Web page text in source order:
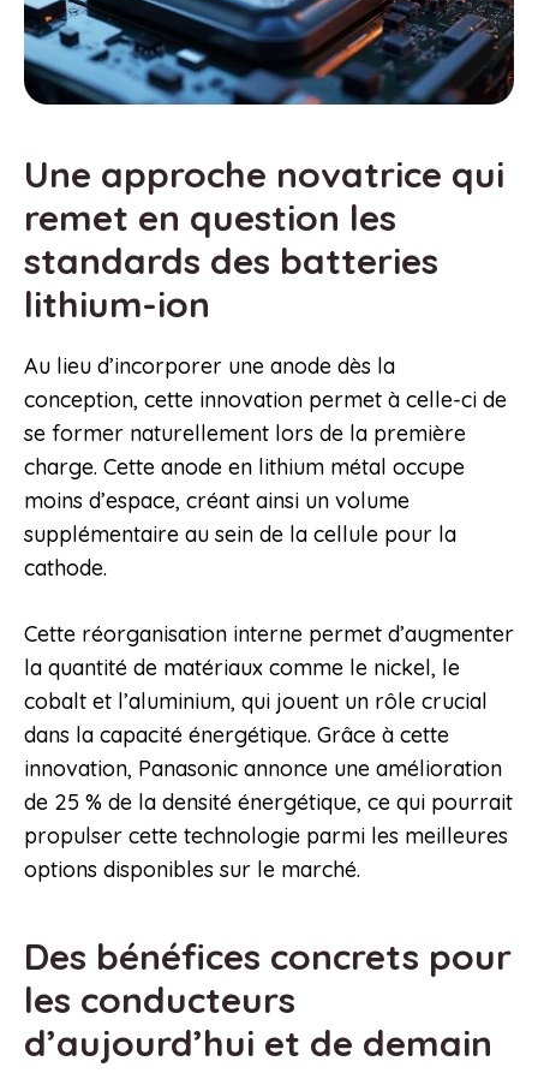
Une approche novatrice qui
remet en question les
standards des batteries
lithium-ion
Au lieu d’incorporer une anode dès la
conception, cette innovation permet à celle-ci de
se former naturellement lors de la première
charge. Cette anode en lithium métal occupe
moins d’espace, créant ainsi un volume
supplémentaire au sein de la cellule pour la
cathode.
Cette réorganisation interne permet d’augmenter
la quantité de matériaux comme le nickel, le
cobalt et l’aluminium, qui jouent un rôle crucial
dans la capacité énergétique. Grâce à cette
innovation, Panasonic annonce une amélioration
de 25 % de la densité énergétique, ce qui pourrait
propulser cette technologie parmi les meilleures
options disponibles sur le marché.
Des bénéfices concrets pour
les conducteurs
d’aujourd’hui et de demain